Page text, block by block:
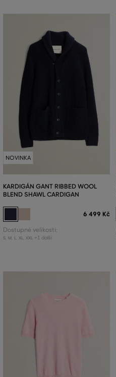
NOVINKA
KARDIGÁN GANT RIBBED WOOL
BLEND SHAWL CARDIGAN
6 499 Kč
Dostupné velikosti:
S, M L XL XXL +1 další